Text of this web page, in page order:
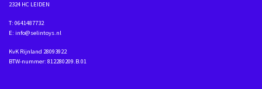
2324 HC LEIDEN
T: 0641487732
E: info@selintoys.nl
KvK Rijnland 28093922
BTW-nummer: 812280209.B.01